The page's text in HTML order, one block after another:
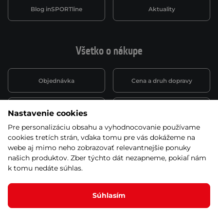
Všetko o nákupe
Objednávka Cena a druh dopravy
Spôsob platby
Montáž a servis Reklamácie a záruka
Kariéra
Blog inSPORTline Aktuality
Nastavenie cookies
Pre personalizáciu obsahu a vyhodnocovanie používame
cookies tretích strán, vďaka tomu pre vás dokážeme na
webe aj mimo neho zobrazovať relevantnejšie ponuky
našich produktov. Zber týchto dát nezapneme, pokiaľ nám
k tomu nedáte súhlas.
Súhlasím